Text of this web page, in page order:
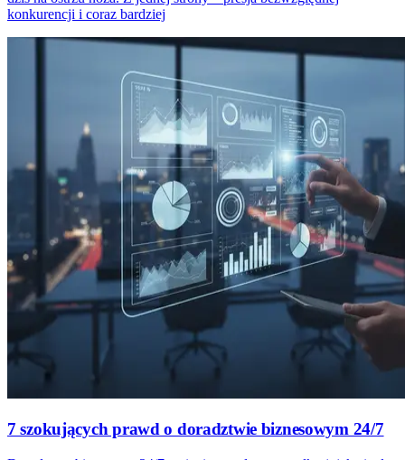
konkurencji i coraz bardziej
7 szokujących prawd o doradztwie biznesowym 24/7